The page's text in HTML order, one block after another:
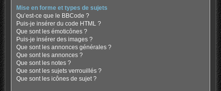
Mise en forme et types de sujets
Qu’est-ce que le BBCode ?
Puis-je insérer du code HTML ?
Que sont les émoticônes ?
Puis-je insérer des images ?
Que sont les annonces générales ?
Que sont les annonces ?
Que sont les notes ?
Que sont les sujets verrouillés ?
Que sont les icônes de sujet ?